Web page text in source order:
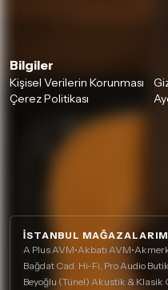
Bilgiler
Kişisel Verilerin Korunması
Çerez Politikası
İSTANBUL
A Plus AVM•Akbatı AVM•
Bağdat Cad. Hi-Fi, Pro Audio Butik
Beyoğlu (Tünel) Akustik & Klasik